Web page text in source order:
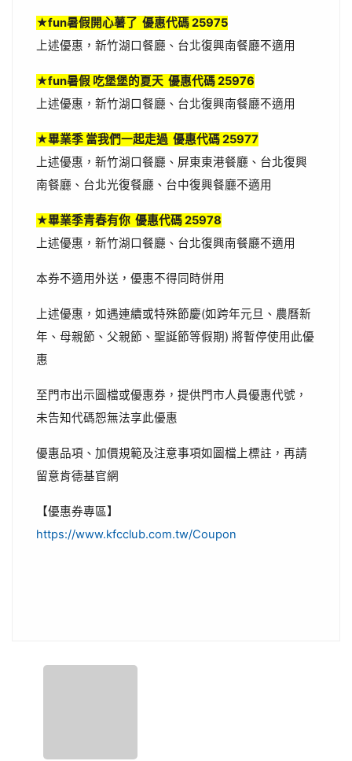
★fun暑假開心薯了 優惠代碼 25975
上述優惠，新竹湖口餐廳、台北復興南餐廳不適用
★fun暑假 吃堡堡的夏天 優惠代碼 25976
上述優惠，新竹湖口餐廳、台北復興南餐廳不適用
★畢業季 當我們一起走過 優惠代碼 25977
上述優惠，新竹湖口餐廳、屏東東港餐廳、台北復興
南餐廳、台北光復餐廳、台中復興餐廳不適用
★畢業季青春有你 優惠代碼 25978
上述優惠，新竹湖口餐廳、台北復興南餐廳不適用
本券不適用外送，優惠不得同時併用
上述優惠，如遇連續或特殊節慶(如跨年元旦、農曆新
年、母親節、父親節、聖誕節等假期) 將暫停使用此優
惠
至門市出示圖檔或優惠券，提供門市人員優惠代號，
未告知代碼恕無法享此優惠
優惠品項、加價規範及注意事項如圖檔上標註，再請
留意肯德基官網
【優惠券專區】
https://www.kfcclub.com.tw/Coupon